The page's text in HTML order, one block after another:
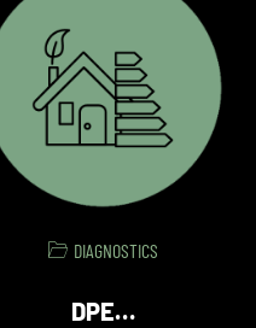
DIAGNOSTICS
DPE…